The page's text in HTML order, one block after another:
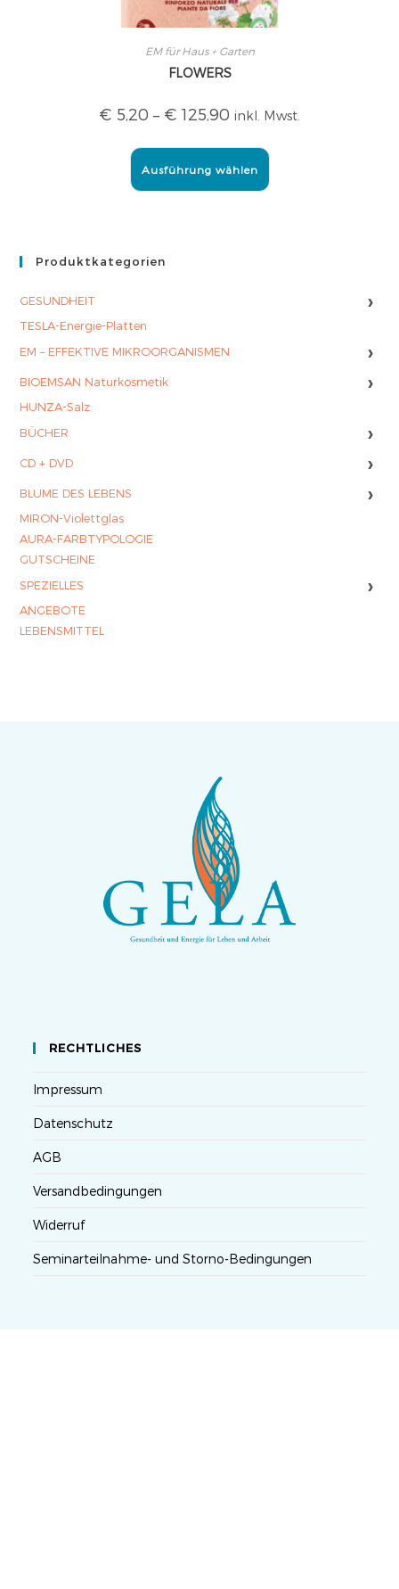
EM für Haus + Garten
FLOWERS
€ 5,20 – € 125,90 inkl. Mwst.
Ausführung wählen
Produktkategorien
GESUNDHEIT ›
TESLA-Energie-Platten
EM – EFFEKTIVE MIKROORGANISMEN
›
BIOEMSAN Naturkosmetik ›
HUNZA-Salz
BÜCHER
›
CD + DVD ›
BLUME DES LEBENS ›
MIRON-Violettglas
AURA-FARBTYPOLOGIE
GUTSCHEINE
SPEZIELLES
›
ANGEBOTE
LEBENSMITTEL
RECHTLICHES
Impressum
Datenschutz
AGB
Versandbedingungen
Widerruf
Seminarteilnahme- und Storno-Bedingungen